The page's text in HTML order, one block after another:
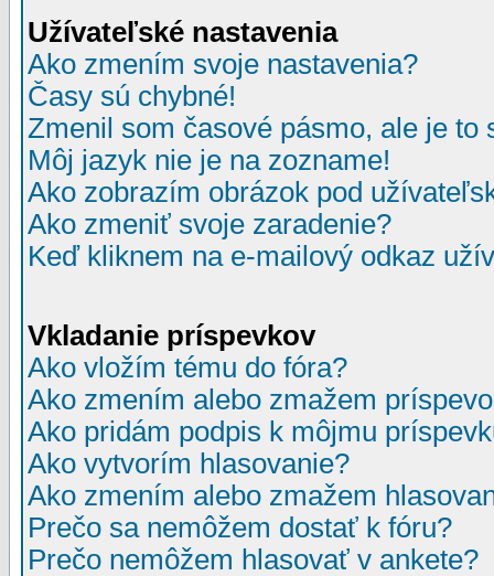
Užívateľské nastavenia
Ako zmením svoje nastavenia?
Časy sú chybné!
Zmenil som časové pásmo, ale je to
Môj jazyk nie je na zozname!
Ako zobrazím obrázok pod
Ako zmeniť svoje zaradenie?
Keď kliknem na e-mailový odkaz
Vkladanie príspevkov
Ako vložím tému do fóra?
Ako zmením alebo zmažem
Ako pridám podpis k môjmu
Ako vytvorím hlasovanie?
Ako zmením alebo zmažem
Prečo sa nemôžem dostať k fóru?
Prečo nemôžem hlasovať v ankete?